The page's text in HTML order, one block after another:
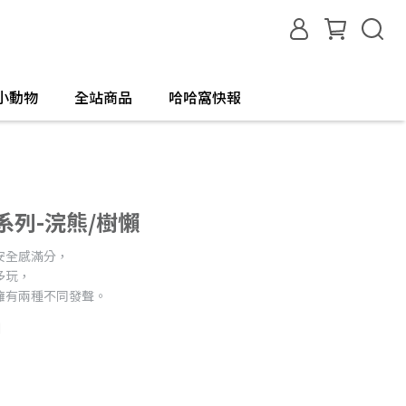
動物 全站商品 哈哈窩快報
列-浣熊/樹懶
感滿分，
，
兩種不同發聲。